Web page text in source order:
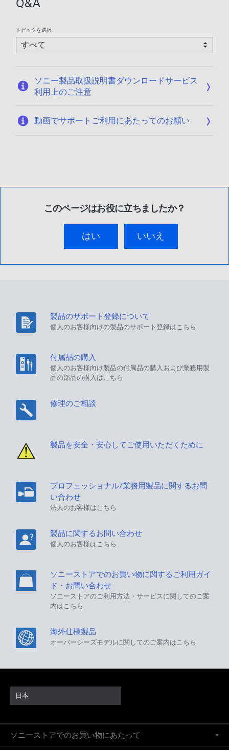
Q&A
トピックを選択
ソニー製品取扱説明書ダウンロードサービス
利用上のご注意
動画でサポートご利用にあたってのお願い
このページはお役に立ちましたか？
はい いいえ
製品のサポート登録について
個人のお客様向けの製品のサポート登録はこちら
付属品の購入
個人のお客様向け製品の付属品の購入および業務用製
品の部品の購入はこちら
修理のご相談
製品を安全・安心してご使用いただくために
プロフェッショナル/業務用製品に関するお問
い合わせ
法人のお客様はこちら
製品に関するお問い合わせ
個人のお客様はこちら
ソニーストアでのお買い物に関するご利用ガイ
ド・お問い合わせ
ソニーストアのご利用方法・サービスに関してのご案
内はこちら
海外仕様製品
オーバーシーズモデルに関してのご案内はこちら
日本
ソニーストアでのお買い物にあたって